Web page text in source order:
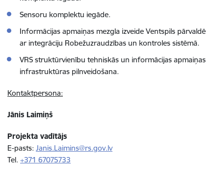
Sensoru komplektu iegāde.
Informācijas apmaiņas mezgla izveide Ventspils pārvaldē
ar integrāciju Robežuzraudzības un kontroles sistēmā.
VRS struktūrvienību tehniskās un informācijas apmaiņas
infrastruktūras pilnveidošana.
Kontaktpersona:
Jānis Laimiņš
Projekta vadītājs
E-pasts: Janis.Laimins@rs.gov.lv
Tel. +371 67075733